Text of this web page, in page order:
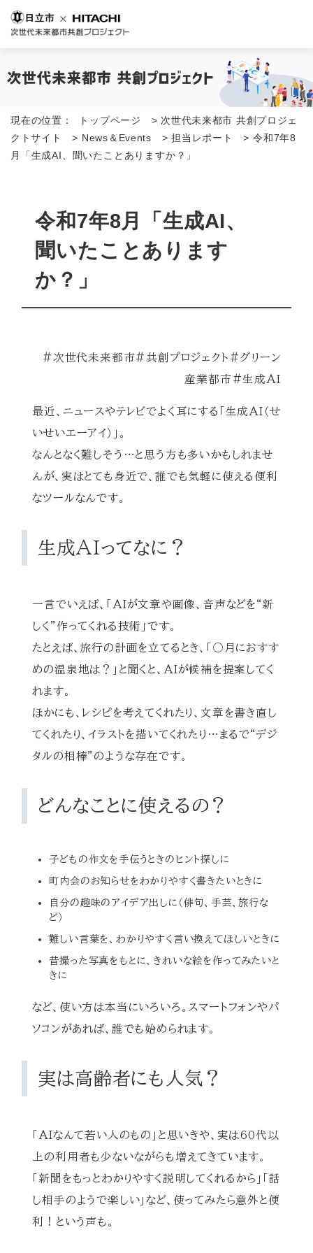
現在の位置： トップページ > 次世代未来都市 共創プロジェ
クトサイト
> News＆Events >担当レポート > 令和7年8
月「生成AI、聞いたことありますか？」
令和7年8月「生成AI、
聞いたことあります
か？」
#次世代未来都市#共創プロジェクト#グリーン
産業都市#生成AI
最近、ニュースやテレビでよく耳にする「生成AI（せ
いせいエーアイ）」。
なんとなく難しそう…と思う方も多いかもしれませ
んが、実はとても身近で、誰でも気軽に使える便利
なツールなんです。
生成AIってなに？
一言でいえば、「AIが文章や画像、音声などを“新
しく”作ってくれる技術」です。
たとえば、旅行の計画を立てるとき、「○月におすす
めの温泉地は？」と聞くと、AIが候補を提案してく
れます。
ほかにも、レシピを考えてくれたり、文章を書き直し
てくれたり、イラストを描いてくれたり…まるで“デジ
タルの相棒”のような存在です。
どんなことに使えるの？
子どもの作文を手伝うときのヒント探しに
町内会のお知らせをわかりやすく書きたいときに
自分の趣味のアイデア出しに（俳句、手芸、旅行な
ど）
難しい言葉を、わかりやすく言い換えてほしいときに
昔撮った写真をもとに、きれいな絵を作ってみたいと
きに
など、使い方は本当にいろいろ。スマートフォンやパ
ソコンがあれば、誰でも始められます。
実は高齢者にも人気？
「AIなんて若い人のもの」と思いきや、実は60代以
上の利用者も少ないながらも増えてきています。
「新聞をもっとわかりやすく説明してくれるから」「話
し相手のようで楽しい」など、使ってみたら意外と便
利！という声も。